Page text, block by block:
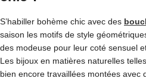
S’habiller bohème chic avec des
saison les motifs de style
des modeuse pour leur coté sensuel
Les bijoux en matières naturelles
bien encore travaillées montées avec